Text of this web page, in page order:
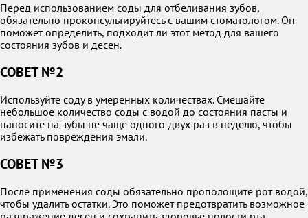
Перед использованием соды для отбеливания зубов,
обязательно проконсультируйтесь с вашим стоматологом. Он
поможет определить, подходит ли этот метод для вашего
состояния зубов и десен.
СОВЕТ №2
Используйте соду в умеренных количествах. Смешайте
небольшое количество соды с водой до состояния пасты и
наносите на зубы не чаще одного-двух раз в неделю, чтобы
избежать повреждения эмали.
СОВЕТ №3
После применения соды обязательно прополощите рот водой,
чтобы удалить остатки. Это поможет предотвратить возможное